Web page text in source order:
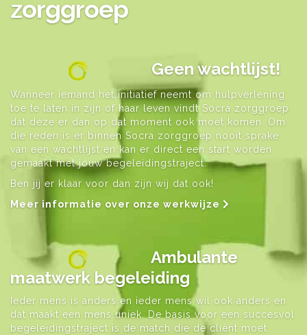
zorggroep
Geen wachtlijst!
Wanneer iemand het initiatief neemt om hulpverlening
toe te laten in zijn of haar leven vindt Socra zorggroep
dat deze er dan op dat moment ook moet komen. Om
die reden is er binnen Socra zorggroep nooit sprake
van een wachtlijst en kan er direct een start worden
gemaakt met jouw begeleidingstraject.
Ben jij er klaar voor dan zijn wij dat ook!
Meer informatie over onze werkwijze
Ambulante
maatwerk begeleiding
Ieder mens is anders en ieder mens wil ook anders en
dat maakt een mens uniek. De basis voor een succesvol
begeleidingstraject is de match die de cliënt moet